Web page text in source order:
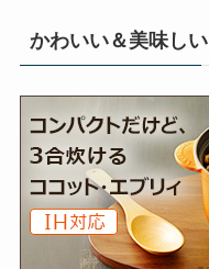
かわいい＆美味しい